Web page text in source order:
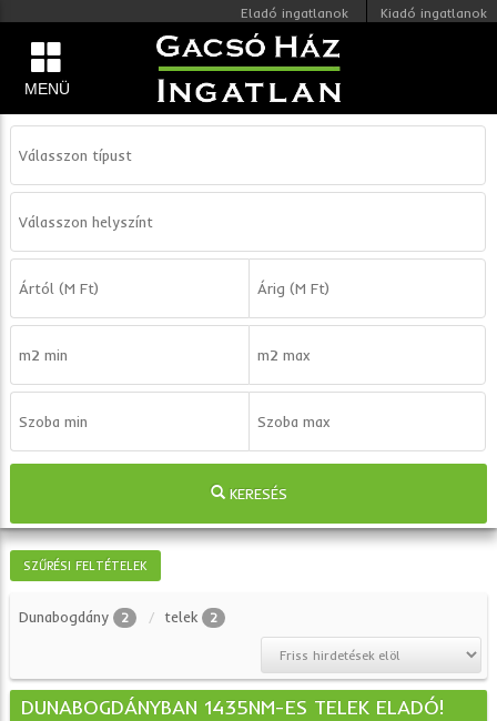
MENÜ
Eladó ingatlanok Kiadó ingatlanok
KERESÉS
SZŰRÉSI FELTÉTELEK
Dunabogdány 2 telek 2
DUNABOGDÁNYBAN 1435NM-ES TELEK ELADÓ!